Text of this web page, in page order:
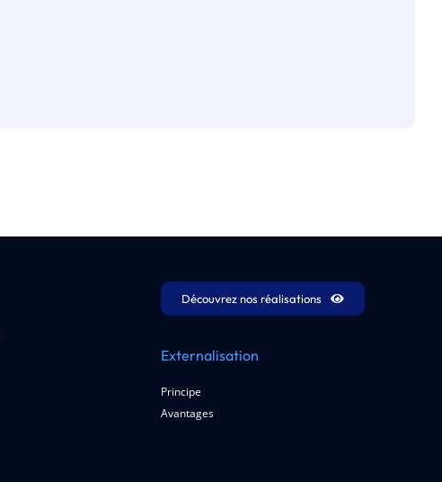
Découvrez nos réalisations
Externalisation
Principe
Avantages